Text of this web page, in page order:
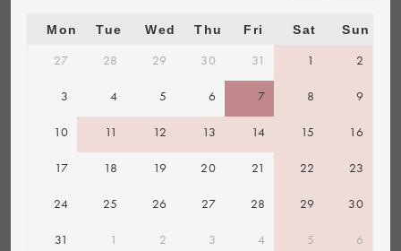
Mon Tue Wed Thu Fri Sat Sun
27 28 29 30 31 1 2
3 4 5 6 7 8 9
10 11 12 13 14 15 16
17 18 19 20 21 22 23
24 25 26 27 28 29 30
31 1 2 3 4 5 6